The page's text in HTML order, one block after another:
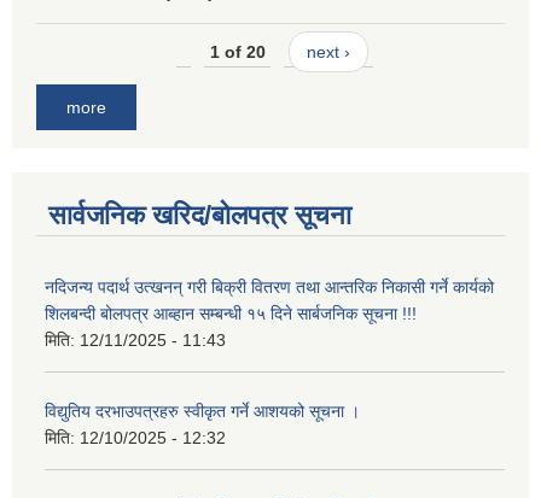
1 of 20 next ›
more
सार्वजनिक खरिद/बोलपत्र सूचना
नदिजन्य पदार्थ उत्खनन् गरी बिक्री वितरण तथा आन्तरिक निकासी गर्ने कार्यको
शिलबन्दी बोलपत्र आब्हान सम्बन्धी १५ दिने सार्बजनिक सूचना !!!
मिति: 12/11/2025 - 11:43
विद्युतिय दरभाउपत्रहरु स्वीकृत गर्ने आशयको सूचना ।
मिति: 12/10/2025 - 12:32